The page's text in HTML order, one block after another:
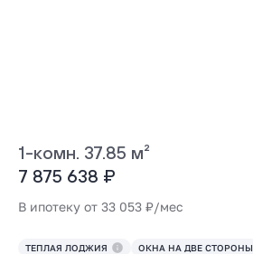
1-комн. 37.85 м²
7 875 638 ₽
В ипотеку от 33 053 ₽/мес
ТЕПЛАЯ ЛОДЖИЯ ОКНА НА ДВЕ СТОРОНЫ